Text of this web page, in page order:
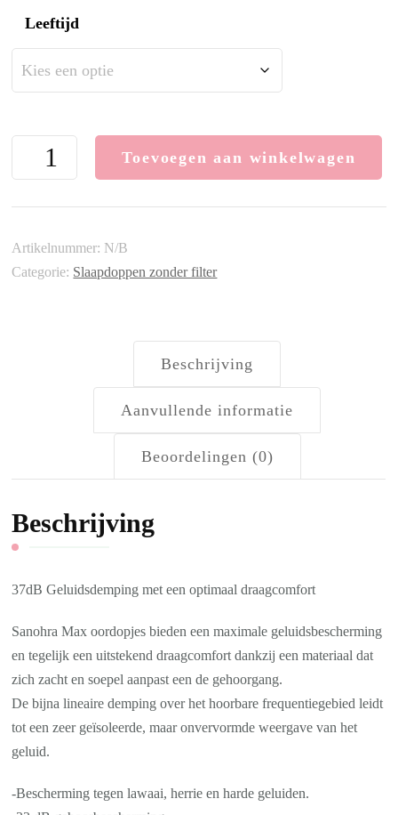
Leeftijd
Sanohra
6
paar
Toevoegen aan winkelwagen
Artikelnummer: N/B
Categorie: Slaapdoppen zonder filter
Beschrijving
Aanvullende informatie
Beoordelingen (0)
Beschrijving
37dB Geluidsdemping met een optimaal draagcomfort
Sanohra Max oordopjes bieden een maximale geluidsbescherming
en tegelijk een uitstekend draagcomfort dankzij een materiaal dat
zich zacht en soepel aanpast een de gehoorgang.
De bijna lineaire demping over het hoorbare frequentiegebied leidt
tot een zeer geïsoleerde, maar onvervormde weergave van het
geluid.
-Bescherming tegen lawaai, herrie en harde geluiden.